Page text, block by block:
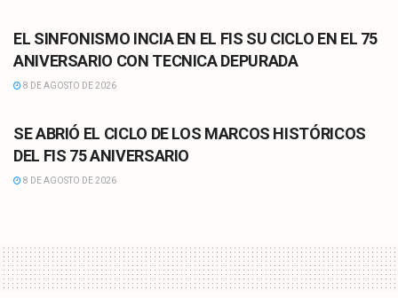
EL SINFONISMO INCIA EN EL FIS SU CICLO EN EL 75
ANIVERSARIO CON TECNICA DEPURADA
8 DE AGOSTO DE 2026
SE ABRIÓ EL CICLO DE LOS MARCOS HISTÓRICOS
DEL FIS 75 ANIVERSARIO
8 DE AGOSTO DE 2026